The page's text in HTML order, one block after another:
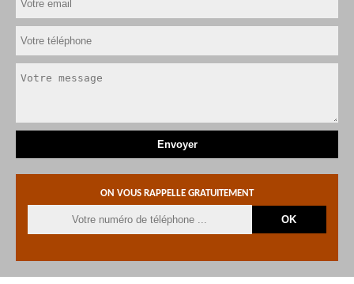
ON VOUS RAPPELLE GRATUITEMENT